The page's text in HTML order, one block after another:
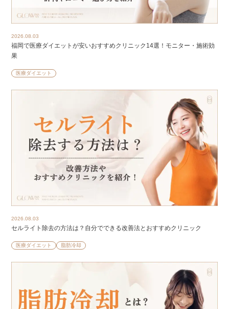
2026.08.03
福岡で医療ダイエットが安いおすすめクリニック14選！モニター・施術効
果
医療ダイエット
2026.08.03
セルライト除去の方法は？自分でできる改善法とおすすめクリニック
医療ダイエット 脂肪冷却